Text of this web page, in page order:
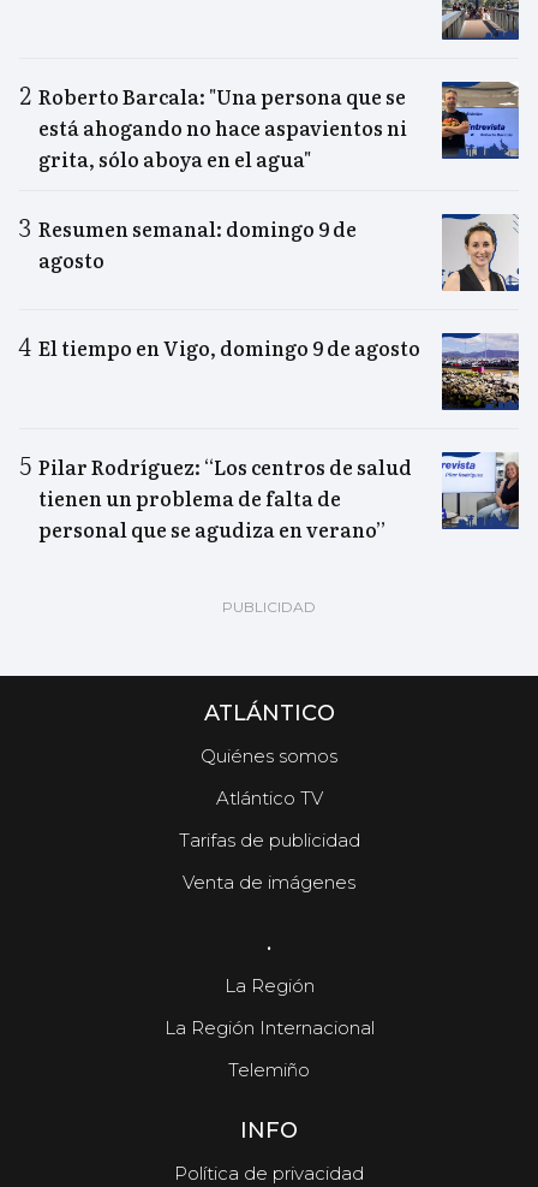
Roberto Barcala: "Una persona que se
está ahogando no hace aspavientos ni
grita, sólo aboya en el agua"
Resumen semanal: domingo 9 de
agosto
El tiempo en Vigo, domingo 9 de agosto
Pilar Rodríguez: “Los centros de salud
tienen un problema de falta de
personal que se agudiza en verano”
ATLÁNTICO
Quiénes somos
Atlántico TV
Tarifas de publicidad
Venta de imágenes
.
La Región
La Región Internacional
Telemiño
INFO
Política de privacidad